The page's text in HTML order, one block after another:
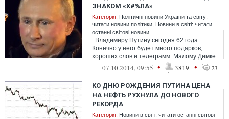
ЗНАКОМ «Х#%ЛА»
Категорія: Політичні новини України та світу:
читати новини політики Новини в світі: читати
останні світові новини
Владимиру Путину сегодня 62 года...
Конечно у него будет много подарков,
хороших слов и телеграмм. Малому Димке
может из подарков Вовы дадут н...
07.10.2014, 09:55 • 3819 • 23
КО ДНЮ РОЖДЕНИЯ ПУТИНА ЦЕНА
НА НЕФТЬ РУХНУЛА ДО НОВОГО
РЕКОРДА
Категорія: Новини в світі: читати останні світові